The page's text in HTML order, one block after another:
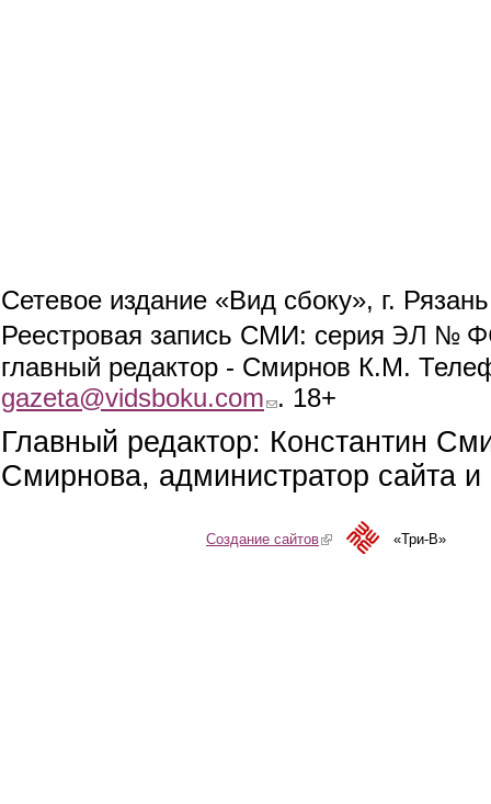
Сетевое издание «Вид сбоку», г.
Реестровая запись СМИ: серия ЭЛ №
главный редактор - Смирнов К.М.
gazeta@vidsboku.com (link sends e-mail)
. 18+
Главный редактор: Константин
Смирнова, администратор сайта
Создание сайтов(link is external)«Три-В»